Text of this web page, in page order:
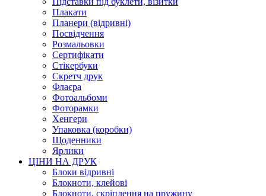
Плакати
Планери (відривні)
Посвідчення
Розмальовки
Сертифікати
Стікербуки
Скретч друк
Флаєра
Фотоальбоми
Фоторамки
Хенгери
Упаковка (коробки)
Щоденники
Ярлики
ЦІНИ НА ДРУК
Блоки відривні
Блокноти, клейові
Блокноти, скріплення на пружину